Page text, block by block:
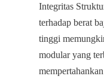
Integritas
terhadap berat
tinggi
modular yang